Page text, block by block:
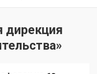
дирекция